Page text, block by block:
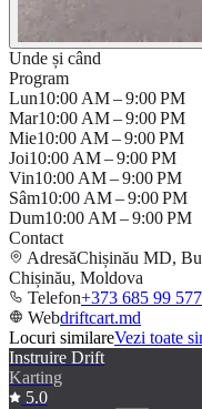
Unde și când
Program
Lun10:00 AM – 9:00 PM
Mar10:00 AM – 9:00 PM
Mie10:00 AM – 9:00 PM
Joi10:00 AM – 9:00 PM
Vin10:00 AM – 9:00 PM
Sâm10:00 AM – 9:00 PM
Dum10:00 AM – 9:00 PM
Contact
AdresăChișinău MD,
Chișinău, Moldova
Telefon+373 685 99 577
Webdriftcart.md
Locuri similareVezi toate
Instruire Drift
Karting
5.0